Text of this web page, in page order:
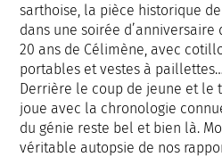
sarthoise, la pièce historique
dans une soirée d’anniversaire
20 ans de Célimène, avec
portables et vestes à paillettes…
Derrière le coup de jeune et le
joue avec la chronologie
du génie reste bel et bien là.
véritable autopsie de nos